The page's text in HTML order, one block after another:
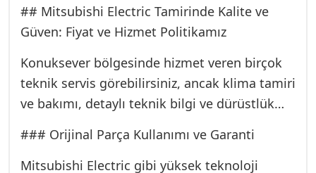
sökülür.
3. **Kimyasal Derin Temizlik (Coil Yıkama):**
Mitsubishi Electric standartlarına uygun, anti-
bakteriyel ve anti-virüs kimyasallar uygulanır.
Yüksek basınçlı su makinalarıyla petekler
arasındaki tüm kir ve mantar kolonileri
tasarrufu yapmanızı sağlar.
## Mitsubishi Electric Tamirinde Kalite ve
Güven: Fiyat ve Hizmet Politikamız
Konuksever bölgesinde hizmet veren birçok
teknik servis görebilirsiniz, ancak klima tamiri
ve bakımı, detaylı teknik bilgi ve dürüstlük
direk üzerine kurulmuştur: Güvenilirlik,
Şeffaflık ve Uzmanlık.
### Orijinal Parça Kullanımı ve Garanti
Mitsubishi Electric gibi yüksek teknoloji